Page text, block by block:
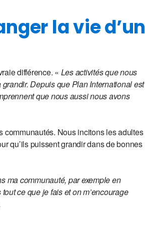
la vie d’un
différence. « Les activités que nous
Depuis que Plan International est
que nous aussi nous avons
communautés. Nous incitons les adultes
qu’ils puissent grandir dans de bonnes
ma communauté, par exemple en
ce que je fais et on m’encourage